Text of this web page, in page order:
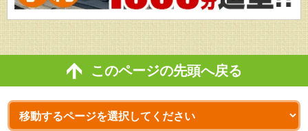
このページの先頭へ戻る